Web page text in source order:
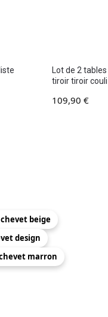
Lot de 2
tiroir tiroir
109,90 €
beige
design
marron